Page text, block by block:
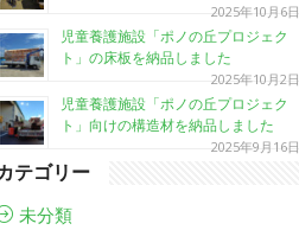
2025年10月6日
児童養護施設「ポノの丘プロジェク
ト」の床板を納品しました
2025年10月2日
児童養護施設「ポノの丘プロジェク
ト」向けの構造材を納品しました
2025年9月16日
テゴリー
未分類